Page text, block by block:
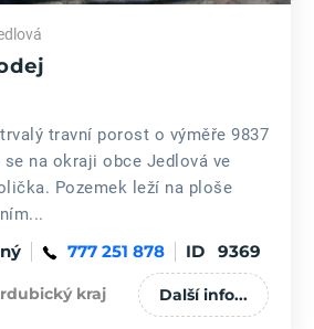
travní porost o výměře 9837
se na okraji obce Jedlová ve
Pozemek leží na ploše
777 251 878 ID 9369
kraj Další info...